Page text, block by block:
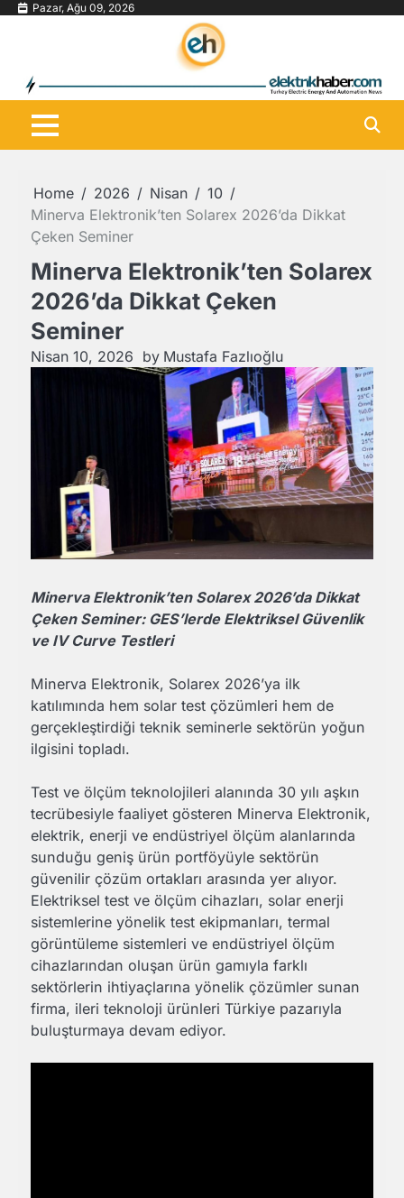
Skip Pazar, Ağu 09, 2026
Home 2026 Nisan
10
Minerva Elektronik’ten Solarex 2026’da Dikkat
Çeken Seminer
Minerva Elektronik’ten Solarex
2026’da Dikkat Çeken
Seminer
Nisan 10, 2026 by Mustafa Fazlıoğlu
Minerva Elektronik’ten Solarex 2026’da Dikkat
Çeken Seminer: GES’lerde Elektriksel Güvenlik
ve IV Curve Testleri
Minerva Elektronik, Solarex 2026’ya ilk
katılımında hem solar test çözümleri hem de
gerçekleştirdiği teknik seminerle sektörün yoğun
ilgisini topladı.
Test ve ölçüm teknolojileri alanında 30 yılı aşkın
tecrübesiyle faaliyet gösteren Minerva Elektronik,
elektrik, enerji ve endüstriyel ölçüm alanlarında
sunduğu geniş ürün portföyüyle sektörün
güvenilir çözüm ortakları arasında yer alıyor.
Elektriksel test ve ölçüm cihazları, solar enerji
sistemlerine yönelik test ekipmanları, termal
görüntüleme sistemleri ve endüstriyel ölçüm
cihazlarından oluşan ürün gamıyla farklı
sektörlerin ihtiyaçlarına yönelik çözümler sunan
firma, ileri teknoloji ürünleri Türkiye pazarıyla
buluşturmaya devam ediyor.